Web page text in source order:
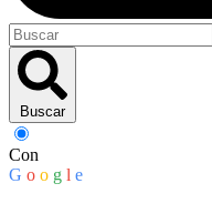
Buscar
Con
G o o g l e